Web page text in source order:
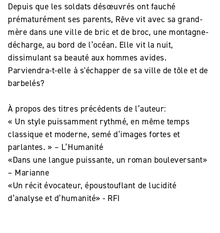
Depuis que les soldats désœuvrés ont fauché
prématurément ses parents, Rêve vit avec sa grand-
mère dans une ville de bric et de broc, une montagne-
décharge, au bord de l’océan. Elle vit la nuit,
dissimulant sa beauté aux hommes avides.
Parviendra-t-elle à s'échapper de sa ville de tôle et de
barbelés?
À propos des titres précédents de l’auteur:
« Un style puissamment rythmé, en même temps
classique et moderne, semé d’images fortes et
parlantes. » – L’Humanité
«Dans une langue puissante, un roman bouleversant»
– Marianne
«Un récit évocateur, époustouflant de lucidité
d’analyse et d’humanité» - RFI